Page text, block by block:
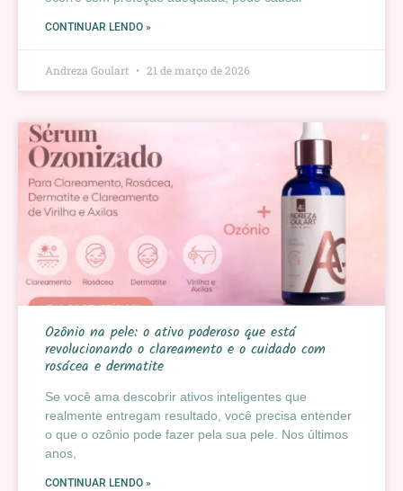
CONTINUAR LENDO »
Andreza Goulart 21 de março de 2026
Ozônio na pele: o ativo poderoso que está
revolucionando o clareamento e o cuidado com
rosácea e dermatite
Se você ama descobrir ativos inteligentes que
realmente entregam resultado, você precisa entender
o que o ozônio pode fazer pela sua pele. Nos últimos
anos,
CONTINUAR LENDO »